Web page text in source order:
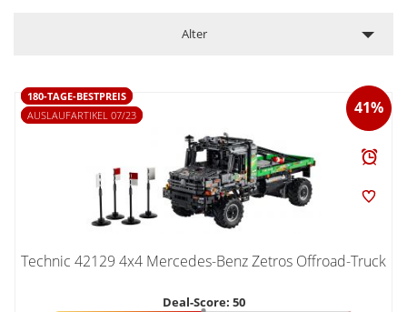
Alter
41%
180-TAGE-BESTPREIS
AUSLAUFARTIKEL 07/23
Technic 42129 4x4 Mercedes-Benz Zetros Offroad-Truck
Deal-Score: 50